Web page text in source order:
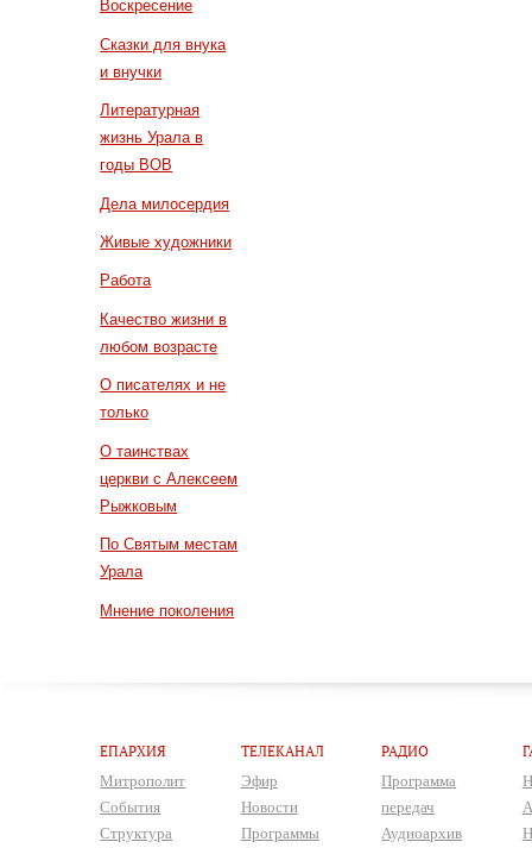
Воскресение
Сказки для внука
и внучки
Литературная
жизнь Урала в
годы ВОВ
Дела милосердия
Живые художники
Работа
Качество жизни в
любом возрасте
О писателях и не
только
О таинствах
церкви с Алексеем
Рыжковым
По Святым местам
Урала
Мнение поколения
ЕПАРХИЯ
Митрополит
События
Структура
ТЕЛЕКАНАЛ
Эфир
Новости
Программы
РАДИО
Программа
передач
Аудиоархив